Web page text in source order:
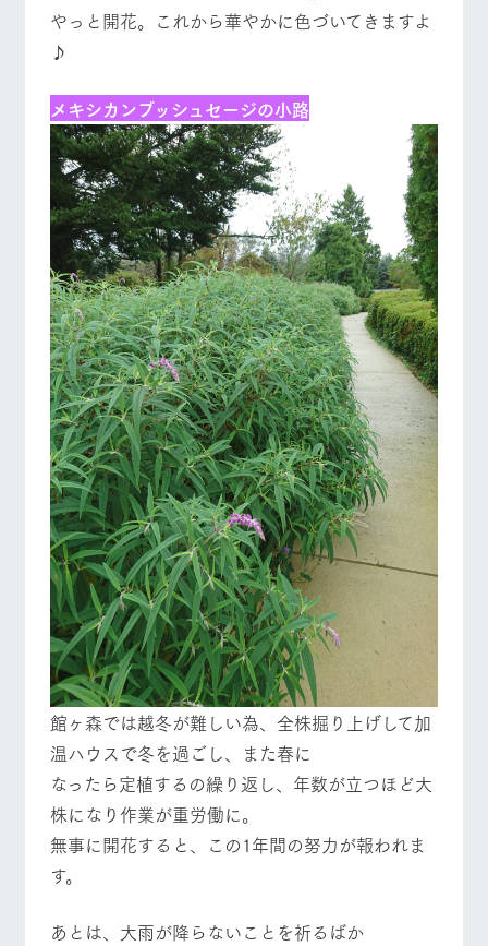
わせ・資
料請求
牧場内を巡る周
遊バスのご案内
個人情報取扱いについて
よくあるご質問
団体のお客様へ
ペットをお連れの
お客様へ お問い合わせ
やっと開花。これから華やかに色づいてきますよ
♪
メキシカンブッシュセージの小路
館ヶ森では越冬が難しい為、全株掘り上げして加
温ハウスで冬を過ごし、また春に
なったら定植するの繰り返し、年数が立つほど大
株になり作業が重労働に。
無事に開花すると、この1年間の努力が報われま
す。
あとは、大雨が降らないことを祈るばか